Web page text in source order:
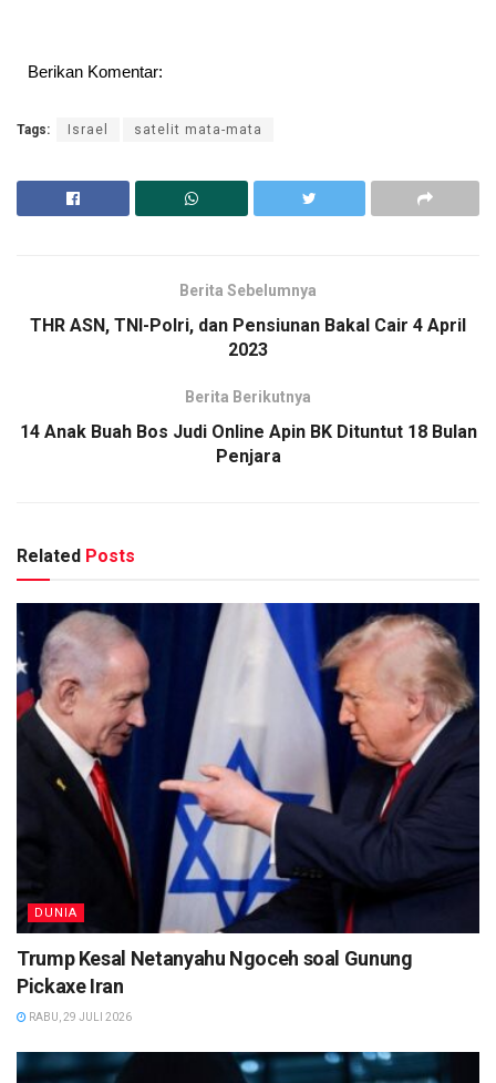
Berikan Komentar:
Tags: Israel satelit mata-mata
Berita Sebelumnya
THR ASN, TNI-Polri, dan Pensiunan Bakal Cair 4 April
2023
Berita Berikutnya
14 Anak Buah Bos Judi Online Apin BK Dituntut 18 Bulan
Penjara
Related Posts
DUNIA
Trump Kesal Netanyahu Ngoceh soal Gunung
Pickaxe Iran
RABU, 29 JULI 2026